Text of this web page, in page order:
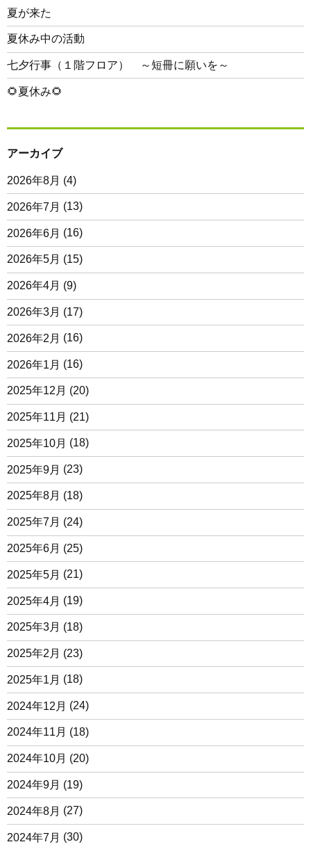
夏が来た
夏休み中の活動
七夕行事（１階フロア） ～短冊に願いを～
🌻夏休み🌻
アーカイブ
2026年8月 (4)
2026年7月 (13)
2026年6月 (16)
2026年5月 (15)
2026年4月 (9)
2026年3月 (17)
2026年2月 (16)
2026年1月 (16)
2025年12月 (20)
2025年11月 (21)
2025年10月 (18)
2025年9月 (23)
2025年8月 (18)
2025年7月 (24)
2025年6月 (25)
2025年5月 (21)
2025年4月 (19)
2025年3月 (18)
2025年2月 (23)
2025年1月 (18)
2024年12月 (24)
2024年11月 (18)
2024年10月 (20)
2024年9月 (19)
2024年8月 (27)
2024年7月 (30)